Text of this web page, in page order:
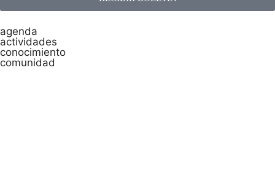
agenda
actividades
conocimiento
comunidad